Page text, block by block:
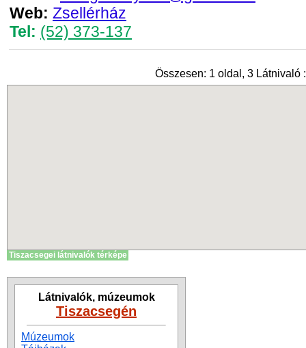
Web: Zsellérház
Tel: (52) 373-137
Összesen: 1 oldal, 3 Látnivaló :
Tiszacsegei látnivalók térképe
Látnivalók, múzeumok
Tiszacsegén
Múzeumok